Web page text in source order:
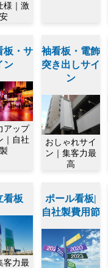
様｜激
安
板・サ
ン
アップ
｜自社
製
袖看板・電飾
突き出しサイ
ン
おしゃれサイ
ン｜集客力最
高
看板
客力最
ポール看板|
自社製費用節